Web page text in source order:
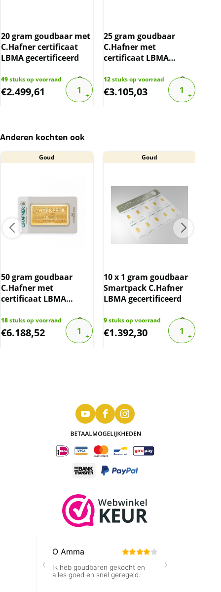
20 gram goudbaar met
C.Hafner certificaat
LBMA gecertificeerd
49stuks op voorraad
€2.499,61
25 gram goudbaar
C.Hafner met
certificaat LBMA
12stuks op voorraad
€3.105,03
Anderen kochten ook
Goud
50 gram goudbaar
C.Hafner met
certificaat LBMA
18stuks op voorraad
€6.188,52
Goud
10 x 1 gram goudbaar
Smartpack C.Hafner
LBMA gecertificeerd
9stuks op voorraad
€1.392,30